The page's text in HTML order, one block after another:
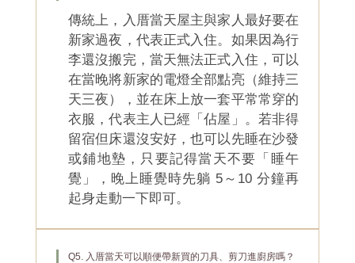
傳統上，入厝當天屋主與家人最好要在
新家過夜，代表正式入住。如果因為行
李還沒搬完，當天無法正式入住，可以
在當晚將新家的電燈全部點亮（維持三
天三夜），並在床上放一套平常常穿的
衣服，代表主人已經「佔屋」。若非得
留宿但床還沒安好，也可以先睡在沙發
或鋪地墊，只要記得當天不要「睡午
覺」，晚上睡覺時先躺 5～10 分鐘再
起身走動一下即可。
Q5. 入厝當天可以順便帶新買的刀具、剪刀進廚房嗎？